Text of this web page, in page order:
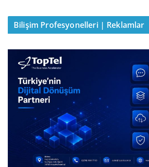
Bilişim Profesyonelleri | Reklamlar